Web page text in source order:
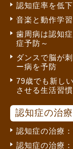
認知症率を低
音楽と動作学
歯周病は認知
症予防～
ダンスで脳が
ー病を予防
79歳でも新し
させる生活習慣
認知症の治療
認知症の治療
認知症の治療